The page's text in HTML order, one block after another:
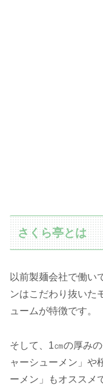
さくら亭とは
以前製麺会社で働い
ンはこだわり抜いた
ュームが特徴です。
そして、1㎝の厚み
ャーシューメン」や
ーメン」もオススメ